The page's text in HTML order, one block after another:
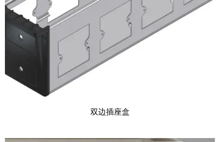
双边插座盒